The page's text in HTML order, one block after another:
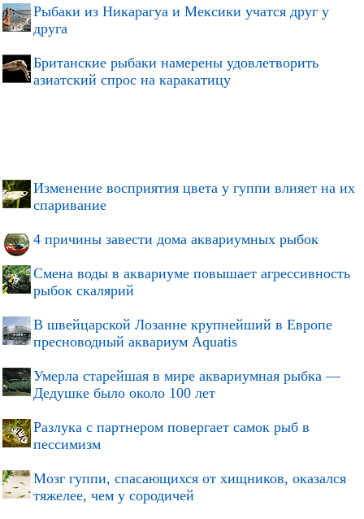
Рыбаки из Никарагуа и Мексики учатся друг у
друга
Британские рыбаки намерены удовлетворить
азиатский спрос на каракатицу
Изменение восприятия цвета у гуппи влияет на их
спаривание
4 причины завести дома аквариумных рыбок
Смена воды в аквариуме повышает агрессивность
рыбок скалярий
В швейцарской Лозанне крупнейший в Европе
пресноводный аквариум Aquatis
Умерла старейшая в мире аквариумная рыбка —
Дедушке было около 100 лет
Разлука с партнером повергает самок рыб в
пессимизм
Мозг гуппи, спасающихся от хищников, оказался
тяжелее, чем у сородичей